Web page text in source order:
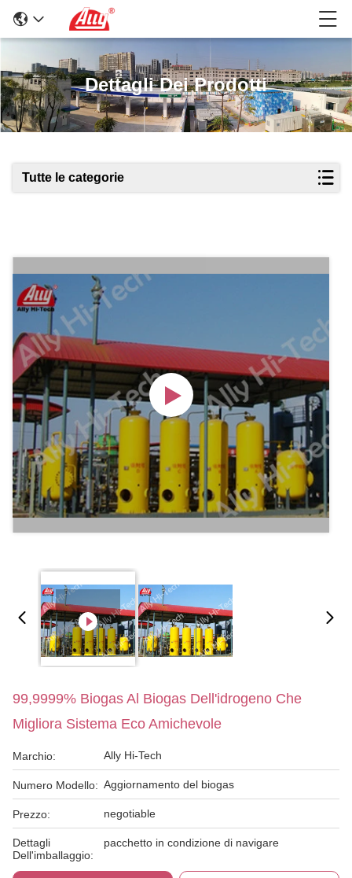
Dettagli Dei Prodotti
Tutte le categorie
99,9999% Biogas Al Biogas Dell'idrogeno Che
Migliora Sistema Eco Amichevole
Marchio: Ally Hi-Tech
Numero Modello: Aggiornamento del biogas
Prezzo: negotiable
Dettagli
Dell'imballaggio:
pacchetto in condizione di navigare